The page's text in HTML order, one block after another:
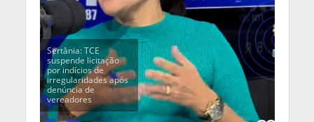
Sertânia: TCE
suspende licitação
por indícios de
irregularidades após
denúncia de
vereadores